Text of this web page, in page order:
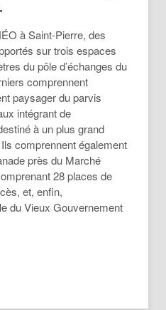
à Saint-Pierre, des
sur trois espaces
du pôle d’échanges du
comprennent
paysager du parvis
intégrant de
à un plus grand
comprennent également
près du Marché
28 places de
et, enfin,
du Vieux Gouvernement